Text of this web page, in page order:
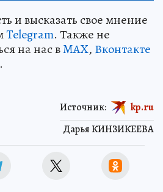
и высказать свое мнение
Telegram. Также не
на нас вMAX, Вконтакте
.
Дарья КИНЗИКЕЕВА
Источник: kp.ru